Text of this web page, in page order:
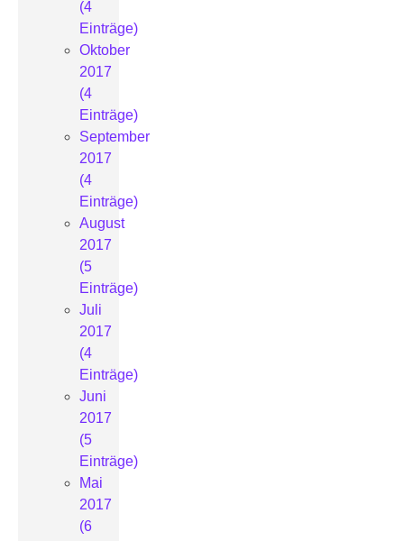
(4
Einträge)
Oktober
2017
(4
Einträge)
September
2017
(4
Einträge)
August
2017
(5
Einträge)
Juli
2017
(4
Einträge)
Juni
2017
(5
Einträge)
Mai
2017
(6